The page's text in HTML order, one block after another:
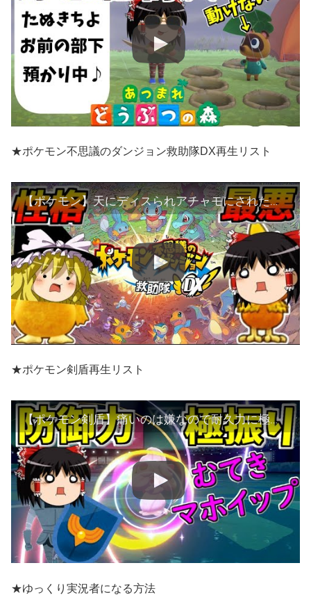
★ポケモン不思議のダンジョン救助隊DX再生リスト
【ポケモン】天にディスられアチャモにされた霊夢はコダック魔理沙と世界を救わない！【不思議のダンジョン 救助隊DX】
★ポケモン剣盾再生リスト
【ポケモン剣盾】痛いのは嫌なので耐久力に極振りしようと思います【ゆっくり実況】
★ゆっくり実況者になる方法